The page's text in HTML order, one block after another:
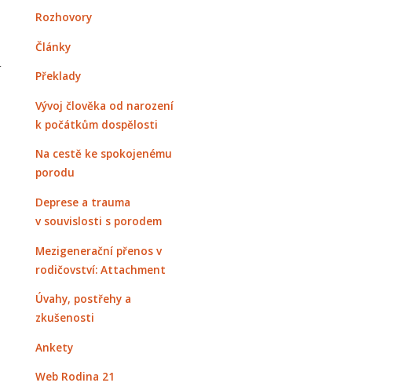
Rozhovory
Články
Překlady
Vývoj člověka od narození
k počátkům dospělosti
Na cestě ke spokojenému
porodu
Deprese a trauma
v souvislosti s porodem
Mezigenerační přenos v
rodičovství: Attachment
Úvahy, postřehy a
zkušenosti
Ankety
Web Rodina 21